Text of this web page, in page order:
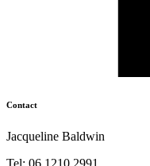
Contact
Jacqueline Baldwin